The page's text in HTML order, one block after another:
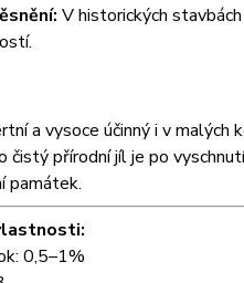
V historických
a vysoce účinný i v
čistý přírodní jíl je po
památek.
0,5–1%